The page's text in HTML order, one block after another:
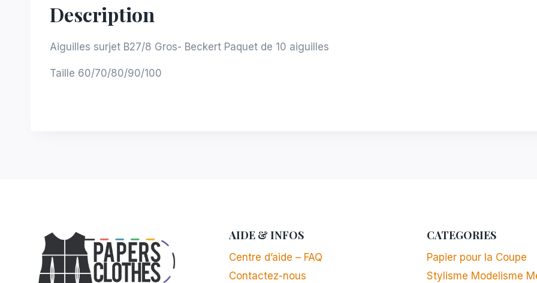
Description
Aiguilles surjet B27/8 Gros- Beckert Paquet de 10 aiguilles
Taille 60/70/80/90/100
AIDE & INFOS
Centre d’aide – FAQ
Contactez-nous
CATEGORIES
Papier pour la Coupe
Stylisme Modelisme